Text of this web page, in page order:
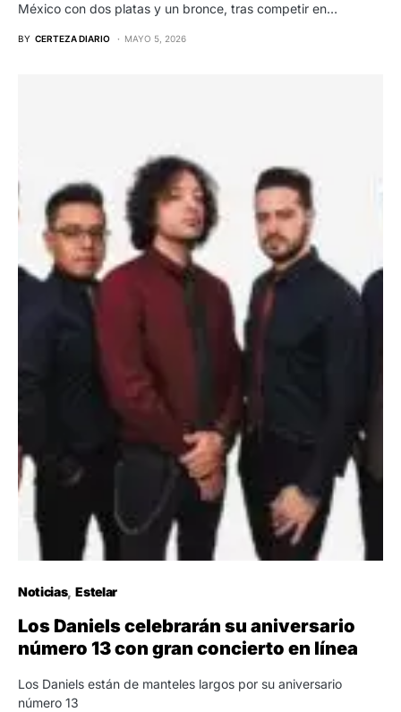
México con dos platas y un bronce, tras competir en…
BY CERTEZA DIARIO MAYO 5, 2026
Noticias Estelar
Los Daniels celebrarán su aniversario
número 13 con gran concierto en línea
Los Daniels están de manteles largos por su aniversario
número 13